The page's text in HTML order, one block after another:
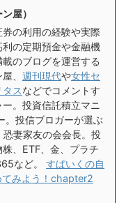
屋）
の利用の経験や実際
の定期預金や金融機
のブログを運営する
、 週刊現代や女性セ
タスなどでコメントす
。投資信託積立マニ
。投信ブロガーが選ぶ
妻家友の会会長。投
、ETF、金、プラチ
など。 すぱいくの自
みよう！chapter2